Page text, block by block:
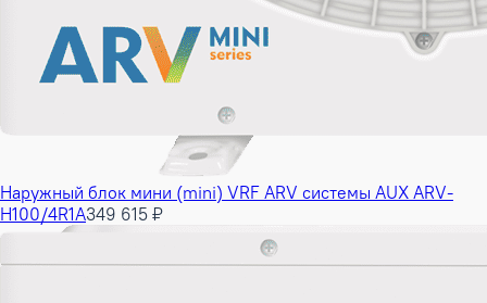
Наружный блок мини (mini) VRF ARV системы AUX ARV-
H100/4R1A349 615 ₽